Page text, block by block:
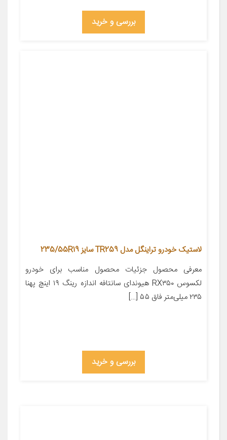
بررسی و خرید
لاستیک خودرو تراینگل مدل TR259 سایز 235/55R19
معرفی محصول جزئیات محصول مناسب برای خودرو
لکسوس RX۳۵۰ هیوندای سانتافه اندازه رینگ ۱۹ اینچ پهنا
۲۳۵ میلی‌متر فاق ۵۵ […]
بررسی و خرید